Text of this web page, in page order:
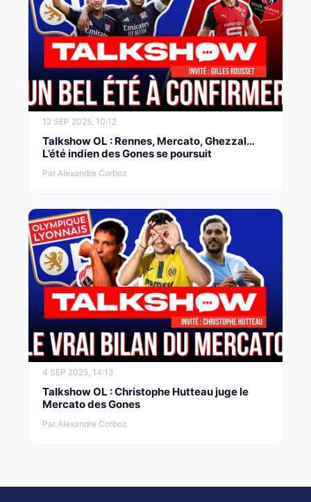
12 SEP 2025, 10:12
Talkshow OL : Rennes, Mercato, Ghezzal…
L’été indien des Gones se poursuit
Par Alexandre Corboz
4 SEP 2025, 14:13
Talkshow OL : Christophe Hutteau juge le
Mercato des Gones
Par Alexandre Corboz